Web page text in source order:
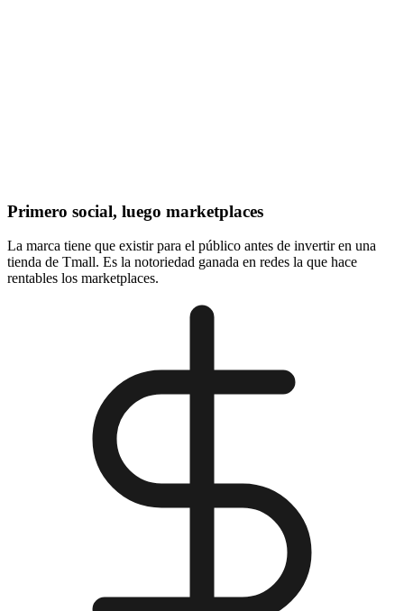
Primero social, luego marketplaces
La marca tiene que existir para el público antes de invertir en una
tienda de Tmall. Es la notoriedad ganada en redes la que hace
rentables los marketplaces.